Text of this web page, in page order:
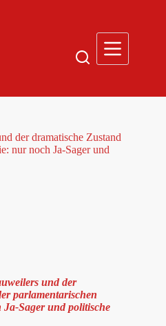
der dramatische Zustand
nur noch Ja-Sager und
und der
parlamentarischen
Sager und politische